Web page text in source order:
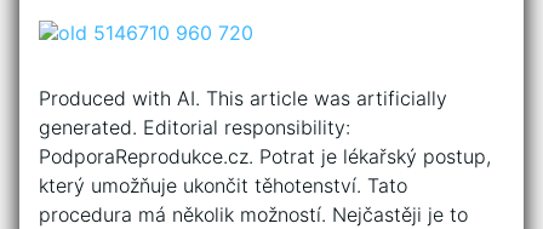
Produced with AI. This article was artificially
generated. Editorial responsibility:
PodporaReprodukce.cz. Potrat je lékařský postup,
který umožňuje ukončit těhotenství. Tato
procedura má několik možností. Nejčastěji je to